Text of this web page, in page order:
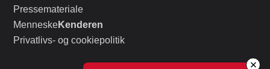
Pressemateriale
MenneskeKenderen
Privatlivs- og cookiepolitik